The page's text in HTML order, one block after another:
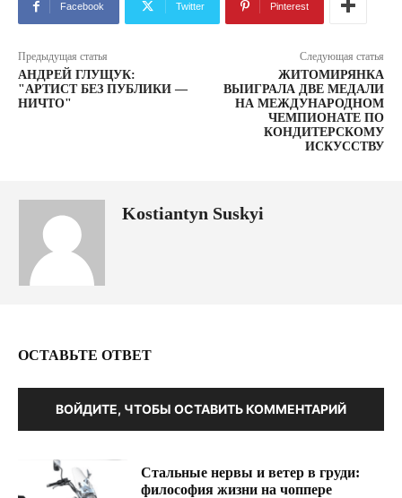
Facebook Twitter Pinterest
Предыдущая статья
АНДРЕЙ ГЛУЩУК:
"АРТИСТ БЕЗ ПУБЛИКИ —
НИЧТО"
Следующая статья
ЖИТОМИРЯНКА
ВЫИГРАЛА ДВЕ МЕДАЛИ
НА МЕЖДУНАРОДНОМ
ЧЕМПИОНАТЕ ПО
КОНДИТЕРСКОМУ
ИСКУССТВУ
Kostiantyn Suskyi
ОСТАВЬТЕ ОТВЕТ
ВОЙДИТЕ, ЧТОБЫ ОСТАВИТЬ КОММЕНТАРИЙ
Стальные нервы и ветер в груди:
философия жизни на чоппере